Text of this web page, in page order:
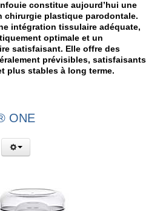
constitue aujourd’hui une
chirurgie plastique parodontale.
intégration tissulaire adéquate,
optimale et un
satisfaisant. Elle offre des
prévisibles, satisfaisants
plus stables à long terme.
ONE